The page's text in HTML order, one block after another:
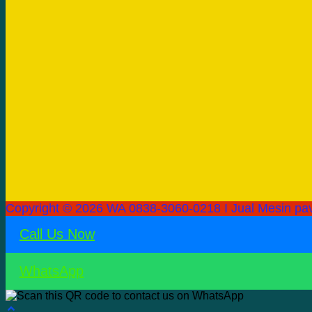
Copyright © 2026 WA 0838-3060-0218 I Jual Mesin
Call Us Now
WhatsApp